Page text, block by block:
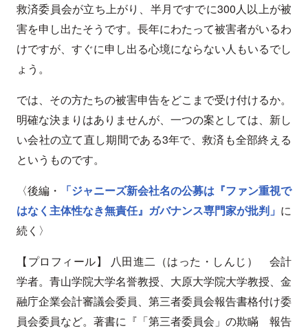
救済委員会が立ち上がり、半月ですでに300人以上が被
害を申し出たそうです。長年にわたって被害者がいるわ
けですが、すぐに申し出る心境にならない人もいるでし
ょう。
では、その方たちの被害申告をどこまで受け付けるか。
明確な決まりはありませんが、一つの案としては、新し
い会社の立て直し期間である3年で、救済も全部終える
というものです。
〈後編・
「ジャニーズ新会社名の公募は『ファン重視で
はなく主体性なき無責任』ガバナンス専門家が批判」 に
続く〉
【プロフィール】 八田進二（はった・しんじ） 会計
学者。青山学院大学名誉教授、大原大学院大学教授、金
融庁企業会計審議会委員、第三者委員会報告書格付け委
員会委員など。著書に『「第三者委員会」の欺瞞 報告